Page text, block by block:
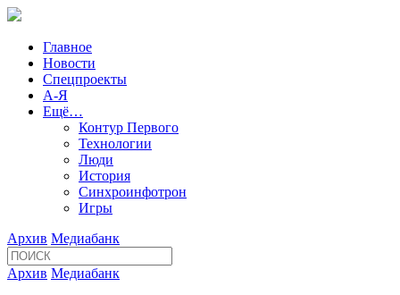
Главное
Новости
Спецпроекты
А-Я
Ещё…
Контур Первого
Технологии
Люди
История
Синхроинфотрон
Игры
Архив Медиабанк
Архив Медиабанк